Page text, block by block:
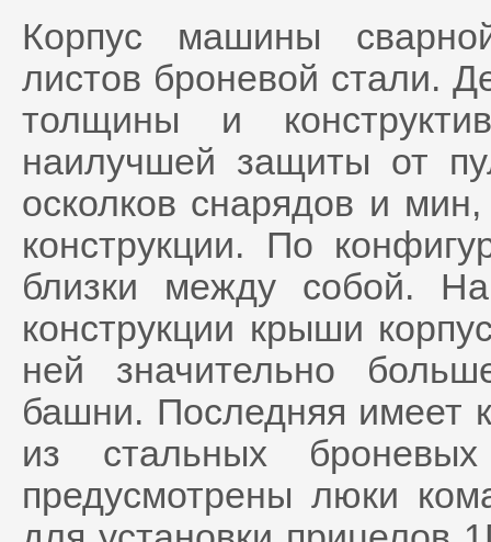
Корпус машины
листов броневой стали.
толщины и
наилучшей защиты от
осколков снарядов и
конструкции. По
близки между собой.
конструкции крыши
ней значительно
башни. Последняя имеет
из стальных
предусмотрены люки